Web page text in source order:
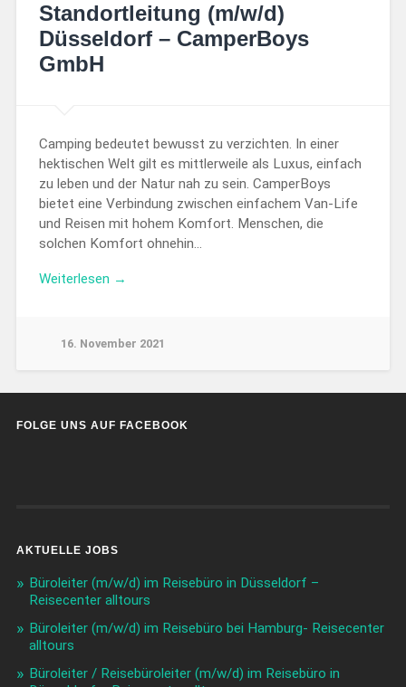
Standortleitung (m/w/d)
Düsseldorf – CamperBoys
GmbH
Camping bedeutet bewusst zu verzichten. In einer
hektischen Welt gilt es mittlerweile als Luxus, einfach
zu leben und der Natur nah zu sein. CamperBoys
bietet eine Verbindung zwischen einfachem Van-Life
und Reisen mit hohem Komfort. Menschen, die
solchen Komfort ohnehin…
Weiterlesen →
16. November 2021
FOLGE UNS AUF FACEBOOK
AKTUELLE JOBS
Büroleiter (m/w/d) im Reisebüro in Düsseldorf –
Reisecenter alltours
Büroleiter (m/w/d) im Reisebüro bei Hamburg- Reisecenter
alltours
Büroleiter / Reisebüroleiter (m/w/d) im Reisebüro in